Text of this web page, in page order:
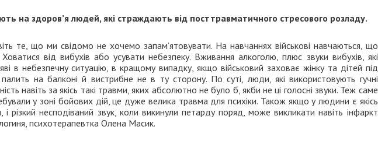
на здоров’я людей, які страждають від посттравматичного стресового розладу.
те, що ми свідомо не хочемо запам’ятовувати. На навчаннях військові навчаються, що
від вибухів або усувати небезпеку. Вживання алкоголю, плюс звуки вибухів, які
в небезпечну ситуацію, в кращому випадку, якщо військовий заховає жінку та дітей під
на балконі й вистрибне не в ту сторону. По суті, люди, які використовують гучні
навіть за якісь такі травми, яких абсолютно не було б, якби не ці голосні звуки. Теж саме
у зоні бойових дій, це дуже велика травма для психіки. Також якщо у людини є якісь
і різкий несподіваний звук, коли викинули петарду поряд, може викликати навіть інфаркт
психотерапевтка Олена Масик.